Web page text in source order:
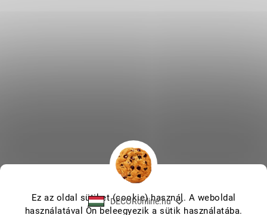
Ez az oldal sütiket (cookie) használ. A weboldal
használatával Ön beleegyezik a sütik használatába.
DECORonline.hu